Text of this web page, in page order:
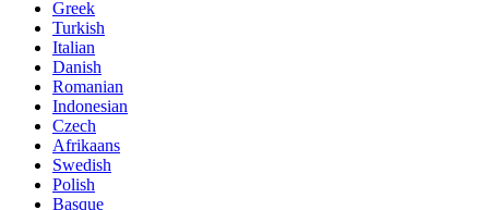
Greek
Turkish
Italian
Danish
Romanian
Indonesian
Czech
Afrikaans
Swedish
Polish
Basque